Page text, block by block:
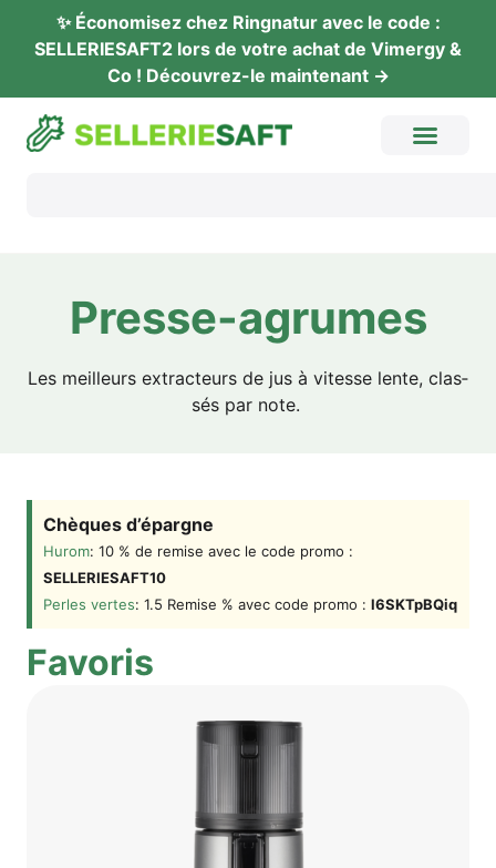
✨ Éco­no­mi­sez chez Ring­na­tur avec le code :
SELLERIESAFT2 lors de vot­re achat de Vimer­gy &
Co ! Décou­vrez-le maintenant →
Pres­se-agru­mes
Les meil­leurs extra­c­teurs de jus à vites­se len­te, clas­
sés par note.
Chè­ques d’épargne
Hurom: 10 % de remi­se avec le code pro­mo :
SELLERIESAFT10
Per­les ver­tes: 1.5 Remi­se % avec code pro­mo : l6SKTpBQiq
Favo­ris